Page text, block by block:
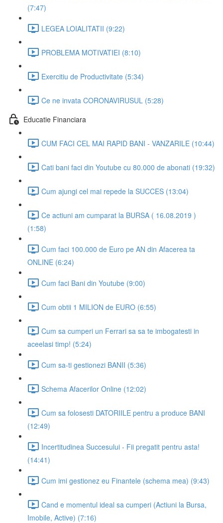
(7:47)
LEGEA LOIALITATII (9:22)
PROBLEMA MOTIVATIEI (8:10)
Exercitiu de Productivitate (5:34)
Ce ne invata CORONAVIRUSUL (5:28)
Educatie Financiara
CUM FACI CEL MAI RAPID BANI - VANZARILE (10:44)
Cati bani faci din Youtube cu 80.000 de abonati (19:32)
Cum ajungi cel mai repede la SUCCES (13:04)
Ce actiuni am cumparat la BURSA ( 16.08.2019 )
(1:58)
Cum faci 100.000 de Euro pe AN din Afacerea ta
ONLINE (6:24)
Cum faci Bani din Youtube (9:00)
Cum obtii 1 MILION de EURO (6:55)
Cum sa cumperi un Ferrari sa sa te imbogatesti in
aceelasi timp! (5:24)
Cum sa-ti gestionezi BANII (5:36)
Schema Afacerilor Online (12:02)
Cum sa folosesti DATORIILE pentru a produce BANI
(12:49)
Incertitudinea Succesului - Fii pregatit pentru asta!
(14:41)
Cum imi gestionez eu Finantele (schema mea) (9:43)
Cand e momentul ideal sa cumperi (Actiuni la Bursa,
Imobile, Active) (7:16)